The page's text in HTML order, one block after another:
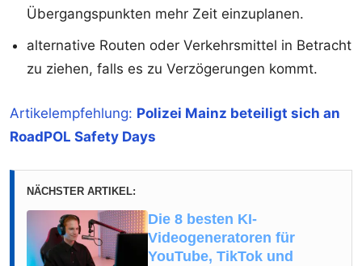
Übergangspunkten mehr Zeit einzuplanen.
alternative Routen oder Verkehrsmittel in Betracht
zu ziehen, falls es zu Verzögerungen kommt.
Artikelempfehlung: Polizei Mainz beteiligt sich an
RoadPOL Safety Days
NÄCHSTER ARTIKEL:
Die 8 besten KI-
Videogeneratoren für
YouTube, TikTok und